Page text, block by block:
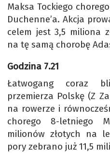
Maksa Tockiego
Duchenne’a. Akcja
celem jest 3,5 miliona
na tę samą chorobę
Godzina 7.21
Łatwogang coraz
przemierza Polskę (Z
na rowerze i
chorego 8-letniego
milionów złotych na
pory zebrano już 11,5